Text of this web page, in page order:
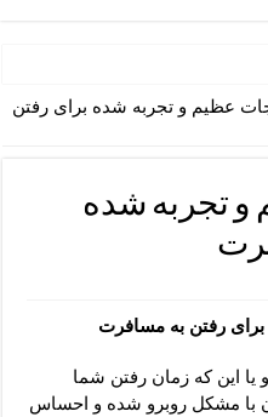
جلب محبت شوهر
روزی‌ بخش
دعای یا من اظهر الجمیل برای
ها – ذکر مخصوص مستجاب الدعوه
ترس و بی خوابی کودکان
زخم – دعای چشم زخم ماشاالله
عظیم و تجربه شده برای رفتن
و تجربه شده
رفتن به مسافرت
یا این که زمان رفتن شما
با مشکل روبرو شده و احساس